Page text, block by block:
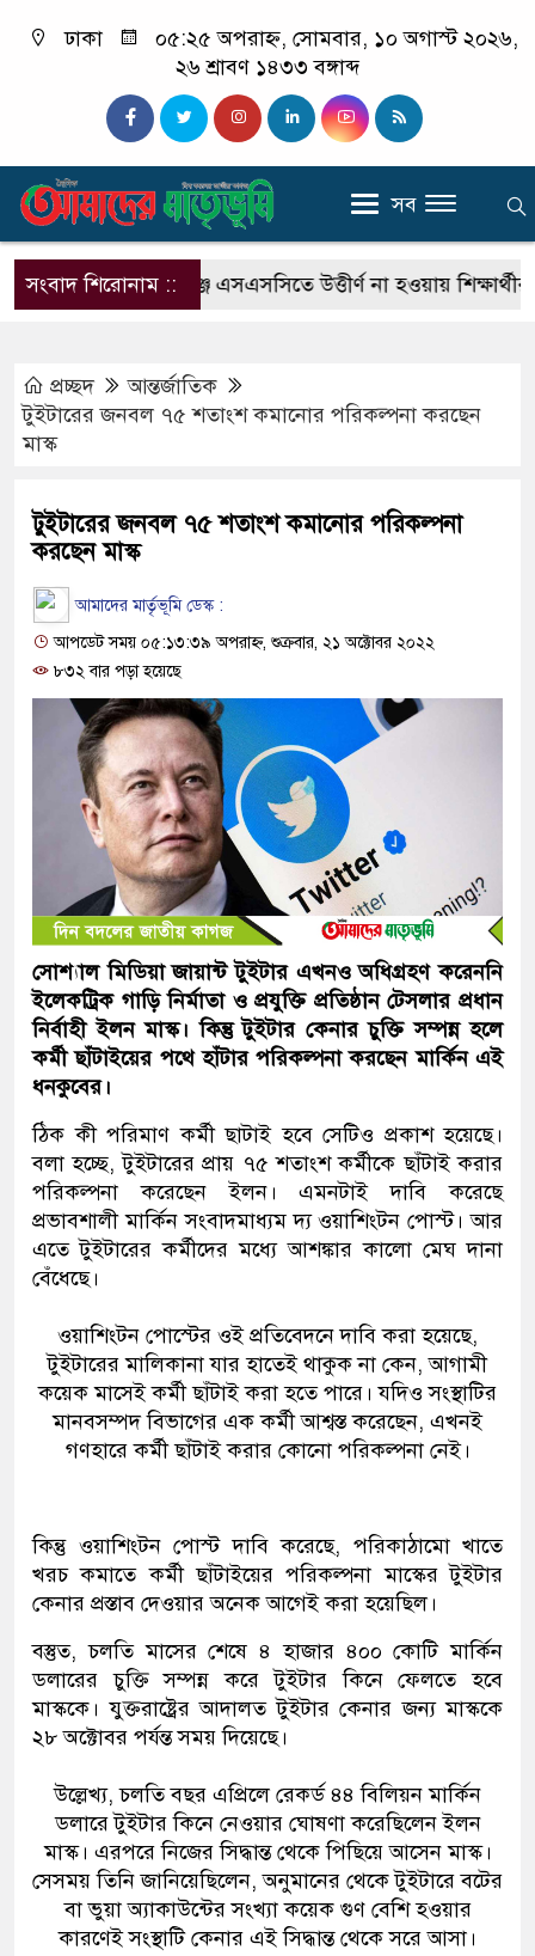
ঢাকা
০৫:২৫ অপরাহ্ন, সোমবার, ১০ অগাস্ট ২০২৬,
২৬ শ্রাবণ ১৪৩৩ বঙ্গাব্দ
সব
সংবাদ শিরোনাম ::
শিবগঞ্জে এসএসসিতে উত্তীর্ণ না হওয়ায় শিক্ষার্থীর মৃত্যু
প্রচ্ছদ
আন্তর্জাতিক
টুইটারের জনবল ৭৫ শতাংশ কমানোর পরিকল্পনা করছেন
মাস্ক
টুইটারের জনবল ৭৫ শতাংশ কমানোর পরিকল্পনা
করছেন মাস্ক
আমাদের মার্তৃভূমি ডেস্ক :
আপডেট সময় ০৫:১৩:৩৯ অপরাহ্ন, শুক্রবার, ২১ অক্টোবর ২০২২
৮৩২ বার পড়া হয়েছে
সোশ্যাল মিডিয়া জায়ান্ট টুইটার এখনও অধিগ্রহণ করেননি
ইলেকট্রিক গাড়ি নির্মাতা ও প্রযুক্তি প্রতিষ্ঠান টেসলার প্রধান
নির্বাহী ইলন মাস্ক। কিন্তু টুইটার কেনার চুক্তি সম্পন্ন হলে
কর্মী ছাঁটাইয়ের পথে হাঁটার পরিকল্পনা করছেন মার্কিন এই
ধনকুবের।
ঠিক কী পরিমাণ কর্মী ছাটাই হবে সেটিও প্রকাশ হয়েছে।
বলা হচ্ছে, টুইটারের প্রায় ৭৫ শতাংশ কর্মীকে ছাঁটাই করার
পরিকল্পনা করেছেন ইলন। এমনটাই দাবি করেছে
প্রভাবশালী মার্কিন সংবাদমাধ্যম দ্য ওয়াশিংটন পোস্ট। আর
এতে টুইটারের কর্মীদের মধ্যে আশঙ্কার কালো মেঘ দানা
বেঁধেছে।
ওয়াশিংটন পোস্টের ওই প্রতিবেদনে দাবি করা হয়েছে,
টুইটারের মালিকানা যার হাতেই থাকুক না কেন, আগামী
কয়েক মাসেই কর্মী ছাঁটাই করা হতে পারে। যদিও সংস্থাটির
মানবসম্পদ বিভাগের এক কর্মী আশ্বস্ত করেছেন, এখনই
গণহারে কর্মী ছাঁটাই করার কোনো পরিকল্পনা নেই।
কিন্তু ওয়াশিংটন পোস্ট দাবি করেছে, পরিকাঠামো খাতে
খরচ কমাতে কর্মী ছাঁটাইয়ের পরিকল্পনা মাস্কের টুইটার
কেনার প্রস্তাব দেওয়ার অনেক আগেই করা হয়েছিল।
বস্তুত, চলতি মাসের শেষে ৪ হাজার ৪০০ কোটি মার্কিন
ডলারের চুক্তি সম্পন্ন করে টুইটার কিনে ফেলতে হবে
মাস্ককে। যুক্তরাষ্ট্রের আদালত টুইটার কেনার জন্য মাস্ককে
২৮ অক্টোবর পর্যন্ত সময় দিয়েছে।
উল্লেখ্য, চলতি বছর এপ্রিলে রেকর্ড ৪৪ বিলিয়ন মার্কিন
ডলারে টুইটার কিনে নেওয়ার ঘোষণা করেছিলেন ইলন
মাস্ক। এরপরে নিজের সিদ্ধান্ত থেকে পিছিয়ে আসেন মাস্ক।
সেসময় তিনি জানিয়েছিলেন, অনুমানের থেকে টুইটারে বটের
বা ভুয়া অ্যাকাউন্টের সংখ্যা কয়েক গুণ বেশি হওয়ার
কারণেই সংস্থাটি কেনার এই সিদ্ধান্ত থেকে সরে আসা।